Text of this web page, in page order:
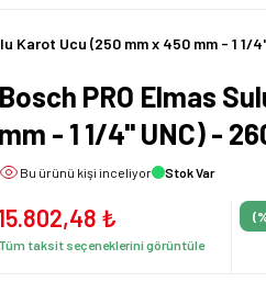
Karot Ucu (250 mm x 450 mm - 1 1/
Bosch PRO Elmas
mm - 1 1/4'' UNC) -
Bu ürünü kişi inceliyor Stok Var
₺
Tüm taksit seçeneklerini görüntüle